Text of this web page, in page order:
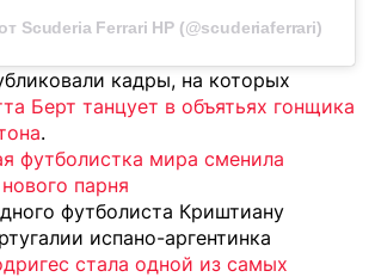
Scuderia Ferrari HP (@scuderiaferrari)
кадры, на которых
Берт танцует в объятьях гонщика
.
футболистка мира сменила
парня
футболиста Криштиану
испано-аргентинка
стала одной из самых